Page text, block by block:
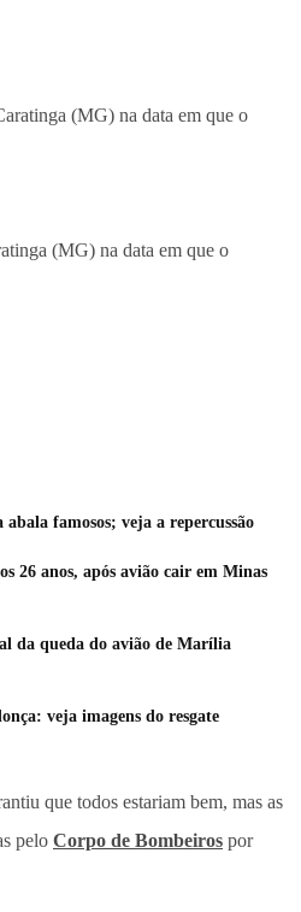
(MG) na data em que o
famosos; veja a repercussão
26 anos, após avião cair em Minas
da queda do avião de Marília
veja imagens do resgate
que todos estariam bem, mas as
pelo Corpo de Bombeiros por